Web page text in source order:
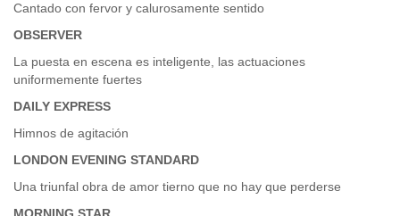
Cantado con fervor y calurosamente sentido
OBSERVER
La puesta en escena es inteligente, las actuaciones
uniformemente fuertes
DAILY EXPRESS
Himnos de agitación
LONDON EVENING STANDARD
Una triunfal obra de amor tierno que no hay que perderse